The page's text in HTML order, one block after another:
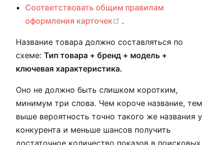
Соответствовать общим правилам
оформления карточек
(opens new window)
.
Название товара должно составляться по
схеме: Тип товара + бренд + модель +
ключевая характеристика.
Оно не должно быть слишком коротким,
минимум три слова. Чем короче название, тем
выше вероятность точно такого же названия у
конкурента и меньше шансов получить